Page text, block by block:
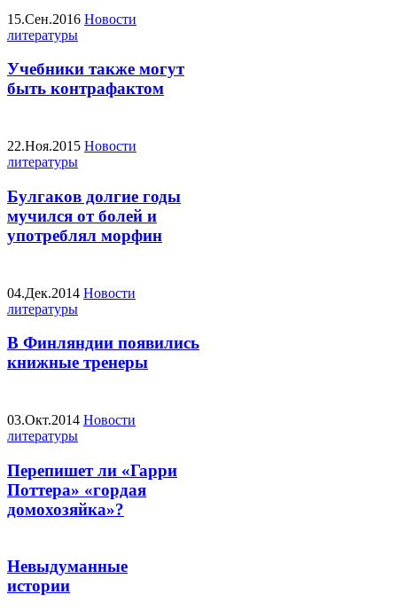
15.Сен.2016 Новости
литературы
Учебники также могут
быть контрафактом
22.Ноя.2015 Новости
литературы
Булгаков долгие годы
мучился от болей и
употреблял морфин
04.Дек.2014 Новости
литературы
В Финляндии появились
книжные тренеры
03.Окт.2014 Новости
литературы
Перепишет ли «Гарри
Поттера» «гордая
домохозяйка»?
Невыдуманные
истории